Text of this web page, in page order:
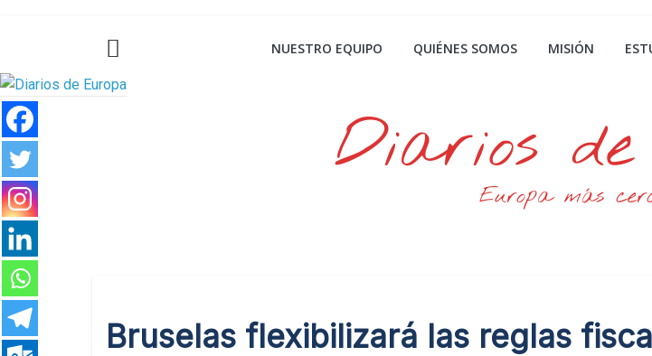
NUESTRO EQUIPO QUIÉNES SOMOS MISIÓN
Diarios
Europa más
Bruselas flexibilizará las reglas